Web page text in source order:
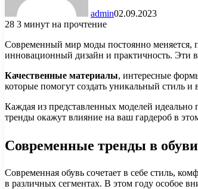
admin02.09.2023
28 3 минут на прочтение
Современный мир моды постоянно меняется,
инновационный дизайн и практичность. Эти
Качественные материалы, интересные
которые помогут создать уникальный стиль
Каждая из представленных моделей идеально
тренды окажут влияние на ваш гардероб в
Современные тренды в обуви
Современная обувь сочетает в себе стиль,
в различных сегментах. В этом году особое